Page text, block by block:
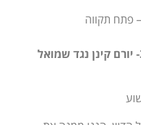
ת"ט (פתח תקווה) 39681-06-21- יורם קינן נגד שמואל